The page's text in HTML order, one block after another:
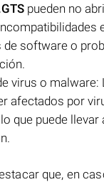
pueden no
de software o
virus o malware:
afectados por
que puede llevar
que, en